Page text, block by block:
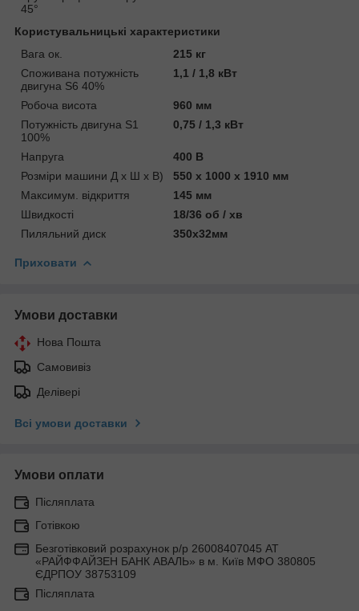
45°
Користувальницькі характеристики
Вага ок.
215 кг
Споживана потужність
двигуна S6 40%
1,1 / 1,8 кВт
Робоча висота
960 мм
Потужність двигуна S1
100%
0,75 / 1,3 кВт
Напруга
400 В
Розміри машини Д х Ш х В)
550 x 1000 x 1910 мм
Максимум. відкриття
145 мм
Швидкості
18/36 об / хв
Пиляльний диск
350х32мм
Приховати
Умови доставки
Нова Пошта
Самовивіз
Делівері
Всі умови доставки
Умови оплати
Післяплата
Готівкою
Безготівковий розрахунок р/р 26008407045 АТ
«РАЙФФАЙЗЕН БАНК АВАЛЬ» в м. Київ МФО 380805
ЄДРПОУ 38753109
Післяплата